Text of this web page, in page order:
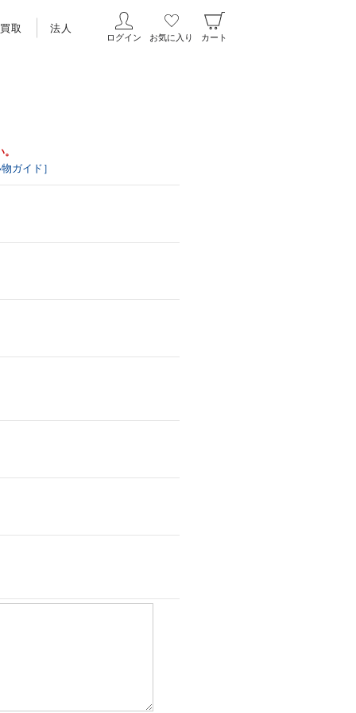
買取 法人
ログイン お気に入り カート
ガイド］